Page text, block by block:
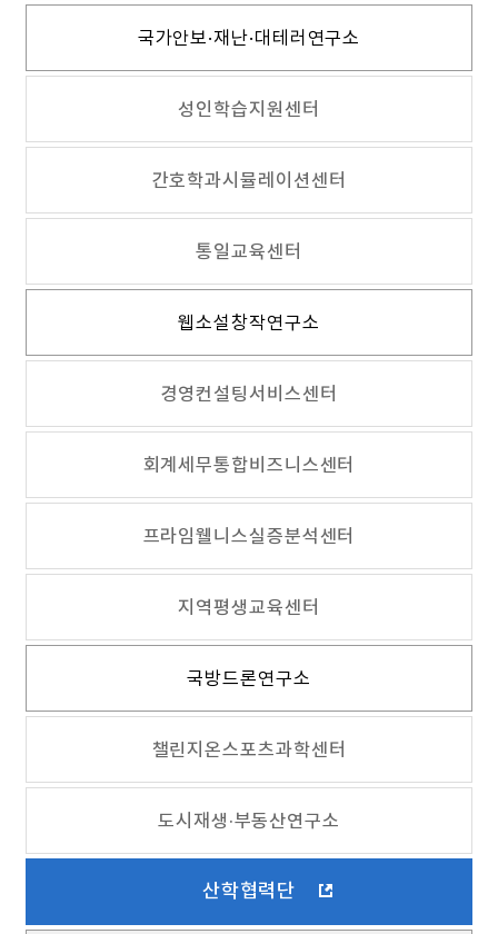
국가안보·재난·대테러연구소
성인학습지원센터
간호학과시뮬레이션센터
통일교육센터
웹소설창작연구소
경영컨설팅서비스센터
회계세무통합비즈니스센터
프라임웰니스실증분석센터
지역평생교육센터
국방드론연구소
챌린지온스포츠과학센터
도시재생·부동산연구소
산학협력단